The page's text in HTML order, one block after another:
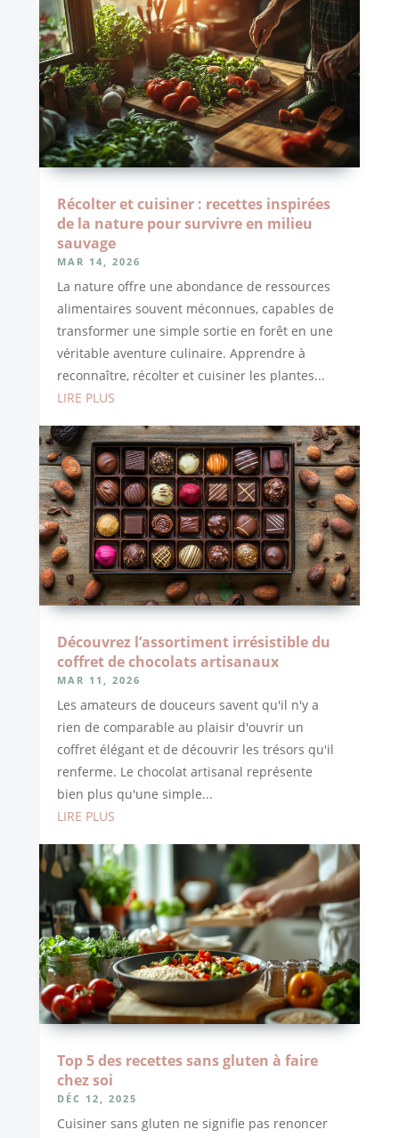
Récolter et cuisiner : recettes inspirées
de la nature pour survivre en milieu
sauvage
MAR 14, 2026
La nature offre une abondance de ressources
alimentaires souvent méconnues, capables de
transformer une simple sortie en forêt en une
véritable aventure culinaire. Apprendre à
reconnaître, récolter et cuisiner les plantes...
LIRE PLUS
Découvrez l’assortiment irrésistible du
coffret de chocolats artisanaux
MAR 11, 2026
Les amateurs de douceurs savent qu'il n'y a
rien de comparable au plaisir d'ouvrir un
coffret élégant et de découvrir les trésors qu'il
renferme. Le chocolat artisanal représente
bien plus qu'une simple...
LIRE PLUS
Top 5 des recettes sans gluten à faire
chez soi
DÉC 12, 2025
Cuisiner sans gluten ne signifie pas renoncer